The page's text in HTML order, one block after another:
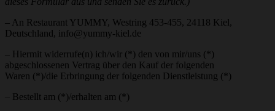
– An Restaurant YUMMY, Westring 453-455, 24118 Kiel,
Deutschland, info@yummy-kiel.de
– Hiermit widerrufe(n) ich/wir (*) den von mir/uns (*)
abgeschlossenen Vertrag über den Kauf der folgenden
Waren (*)/die Erbringung der folgenden Dienstleistung (*)
– Bestellt am (*)/erhalten am (*)